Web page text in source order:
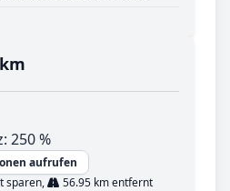
250 %
aufrufen
sparen,
56.95 km entfernt